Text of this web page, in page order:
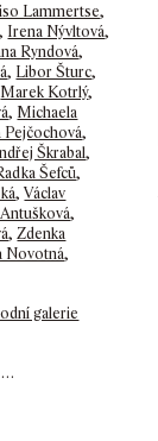
Lammertse,
, Irena Nývltová,
Ryndová,
, Libor Šturc,
Marek Kotrlý,
, Michaela
Pejčochová,
Škrabal,
Šefců,
,Václav
,
,Zdenka
Novotná,
galerie